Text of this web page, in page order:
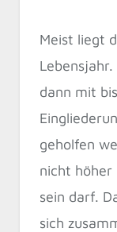
Meist liegt
dann mit
geholfen
nicht höher
sein darf.
sich